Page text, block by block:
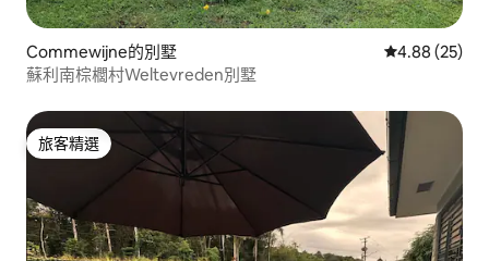
Commewijne的別墅 從 25 則評價
4.88 (25)
蘇利南棕櫚村Weltevreden別墅
旅客精選
旅客精選